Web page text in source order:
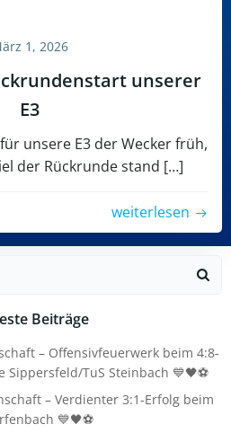
1, 2026
unserer
E3
unsere E3 der Wecker früh,
der Rückrunde stand […]
weiterlesen
Beiträge
– Offensivfeuerwerk beim 4:8-
Sippersfeld/TuS Steinbach 💙🖤⚽
– Verdienter 3:1-Erfolg beim
💙🖤⚽